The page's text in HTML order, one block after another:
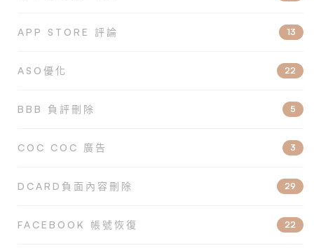
APP STORE 評論 13
ASO優化 22
BBB 負評刪除 5
COC COC 廣告 3
DCARD負面內容刪除 29
FACEBOOK 帳號恢復 22